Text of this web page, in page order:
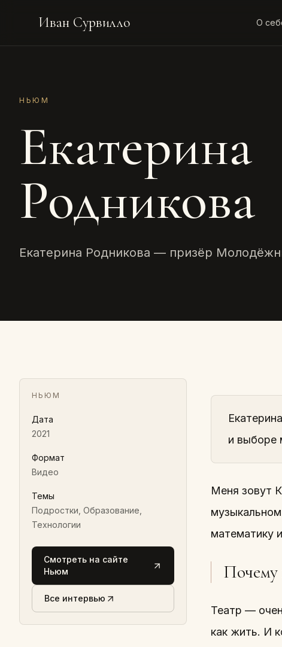
Иван Сурвилло О
НЬЮМ
Екатерина
Родникова
Екатерина Родникова — призёр
НЬЮМ
Дата
2021
Формат
Видео
Темы
Подростки, Образование,
Технологии
Смотреть на сайте
Ньюм
Все интервью
и выборе
Меня зовут
математику
Почему
Театр —
как жить. И